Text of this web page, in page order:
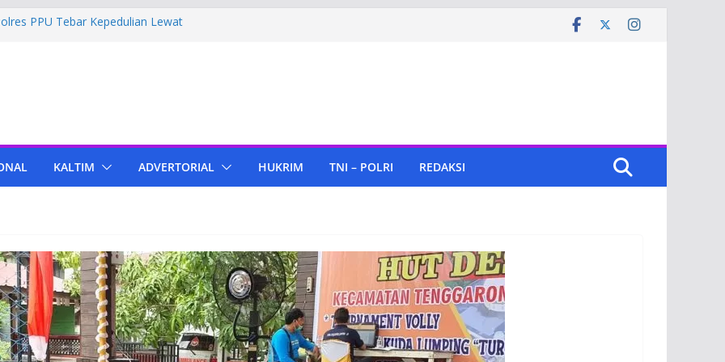
PPU Tebar Kepedulian Lewat
Cepu
di KIPP Karena Jual Air Mineral
Bupati PPU Dukung
Lampu, Polres PPU Ringkus Pria
KALTIM ADVERTORIAL HUKRIM TNI – POLRI REDAKSI